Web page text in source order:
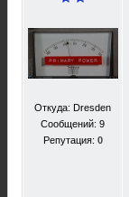
Откуда: Dresden
Сообщений: 9
Репутация: 0